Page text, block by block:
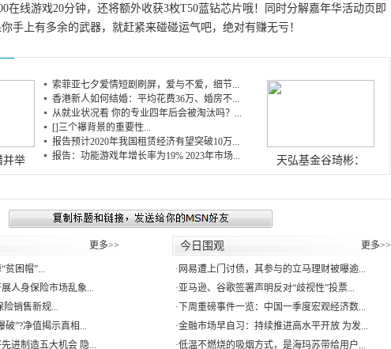
在线游戏20分钟，还将额外收获3枚T50蓝钻芯片哦！同时分解嘉年华活动页即
手上有多余的武器，就赶紧来碰碰运气吧，绝对有赚无亏！
并举
索菲亚七夕爱情短剧刷屏，爱与不爱，细节...
香港新人如何结婚：平均花费36万、婚房不...
从就业状况看 你的专业四年后会被淘汰吗？...
[]三个襮背景的重要性...
报告预计2020年我国租赁经济有望突破10万...
报告：功能游戏年增长率为19% 2023年市场...
天弘基金谷琦彬：
更多>>
贫困帽”...
人身保险市场乱象...
险销售新规...
破”?净值揭示真相...
进制造五大机会 隐...
今日围观 更多>>
· 网易遭上门讨债，其参与的立马理财被曝逾...
·亚马逊、谷歌签署声明反对“歧视性”投票...
· 下周重磅事件一览：中国一季度宏观经济数...
·金融市场早自习：持续推进高水平开放 为发...
·低温不燃烧的吸烟方式，是海玛苏带给用户...